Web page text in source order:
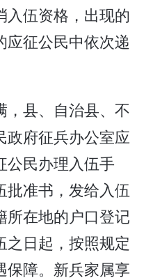
入伍资格，出现的
应征公民中依次递
县、自治县、不
政府征兵办公室应
公民办理入伍手
批准书，发给入伍
所在地的户口登记
之日起，按照规定
保障。新兵家属享